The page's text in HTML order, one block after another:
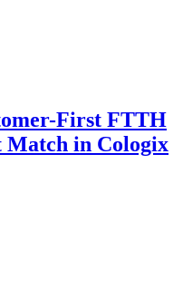
First FTTH
Match in Cologix